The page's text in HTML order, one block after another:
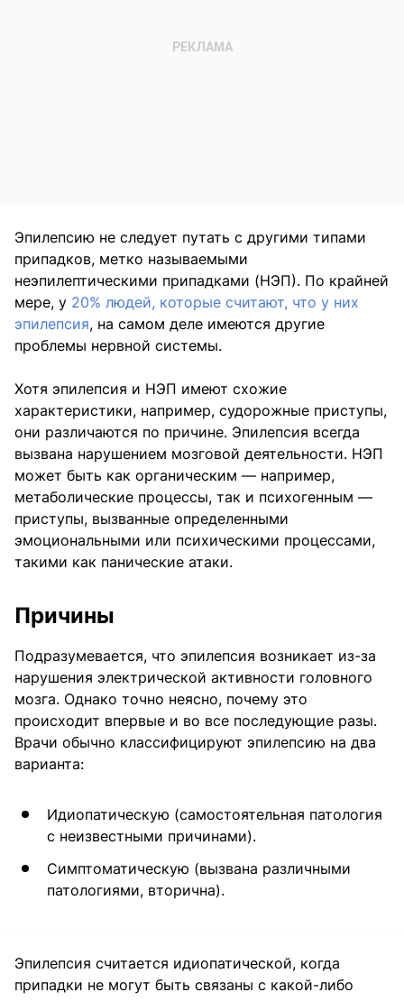
Эпилепсию не следует путать с другими типами
припадков, метко называемыми
неэпилептическими припадками (НЭП). По крайней
мере, у 20% людей, которые считают, что у них
эпилепсия, на самом деле имеются другие
проблемы нервной системы.
Хотя эпилепсия и НЭП имеют схожие
характеристики, например, судорожные приступы,
они различаются по причине. Эпилепсия всегда
вызвана нарушением мозговой деятельности. НЭП
может быть как органическим — например,
метаболические процессы, так и психогенным —
приступы, вызванные определенными
эмоциональными или психическими процессами,
такими как панические атаки.
Причины
Подразумевается, что эпилепсия возникает из-за
нарушения электрической активности головного
мозга. Однако точно неясно, почему это
происходит впервые и во все последующие разы.
Врачи обычно классифицируют эпилепсию на два
варианта:
Идиопатическую (самостоятельная патология
с неизвестными причинами).
Симптоматическую (вызвана различными
патологиями, вторична).
Эпилепсия считается идиопатической, когда
припадки не могут быть связаны с какой-либо